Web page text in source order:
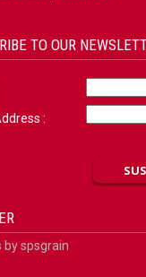
TO OUR
:
by spsgrain